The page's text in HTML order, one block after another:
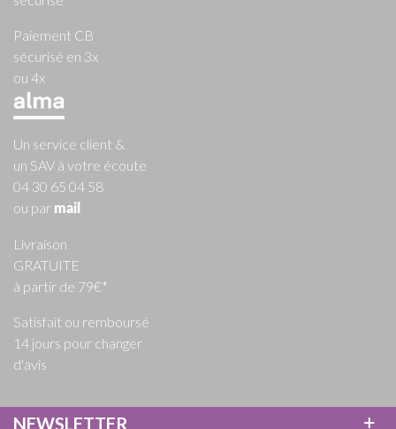
Paiement CB
sécurisé en 3x
ou 4x
Un service client &
un SAV à votre écoute
04 30 65 04 58
ou par mail
Livraison
GRATUITE
à partir de 79€*
Satisfait ou remboursé
14 jours pour changer
d'avis
NEWSLETTER